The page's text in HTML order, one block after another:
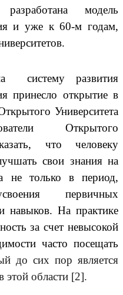
модель
и уже к 60-м годам,
систему развития
принесло открытие в
Университета
Открытого
что человеку
свои знания на
не только в период,
первичных
навыков. На практике
за счет невысокой
часто посещать
до сих пор является
области [2].